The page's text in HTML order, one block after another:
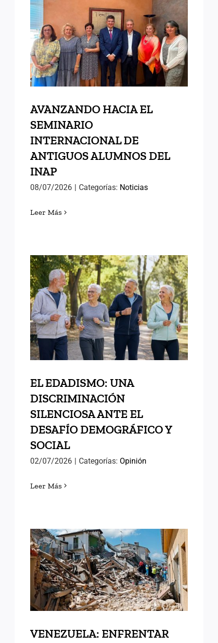
AVANZANDO HACIA EL
SEMINARIO
INTERNACIONAL DE
ANTIGUOS ALUMNOS DEL
INAP
AVANZANDO HACIA EL
SEMINARIO
INTERNACIONAL DE
ANTIGUOS ALUMNOS DEL
INAP
08/07/2026 Categorías: Noticias
Leer Más
EL EDADISMO: UNA
DISCRIMINACIÓN
SILENCIOSA ANTE EL
DESAFÍO DEMOGRÁFICO Y
SOCIAL
EL EDADISMO: UNA
DISCRIMINACIÓN
SILENCIOSA ANTE EL
DESAFÍO DEMOGRÁFICO Y
SOCIAL
02/07/2026 | Categorías: Opinión
Leer Más
VENEZUELA: ENFRENTAR
LAS DIFICULTADES
VENEZUELA: ENFRENTAR